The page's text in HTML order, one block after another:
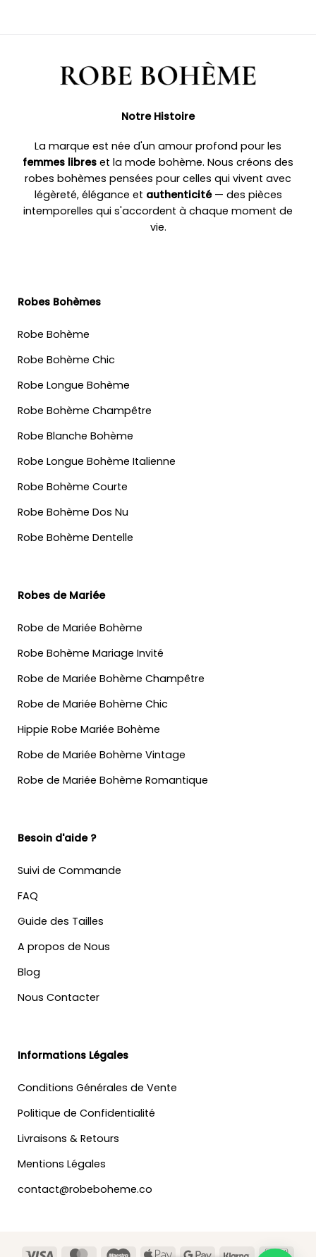
Notre Histoire
La marque est née d'un amour profond pour les
femmes libres et la mode bohème. Nous créons des
robes bohèmes pensées pour celles qui vivent avec
légèreté, élégance et authenticité— des pièces
intemporelles qui s'accordent à chaque moment de
vie.
Robes Bohèmes
Robe Bohème
Robe Bohème Chic
Robe Longue Bohème
Robe Bohème Champêtre
Robe Blanche Bohème
Robe Longue Bohème Italienne
Robe Bohème Courte
Robe Bohème Dos Nu
Robe Bohème Dentelle
Robes de Mariée
Robe de Mariée Bohème
Robe Bohème Mariage Invité
Robe de Mariée Bohème Champêtre
Robe de Mariée Bohème Chic
Hippie Robe Mariée Bohème
Robe de Mariée Bohème Vintage
Robe de Mariée Bohème Romantique
Besoin d'aide ?
Suivi de Commande
FAQ
Guide des Tailles
A propos de Nous
Blog
Nous Contacter
Informations Légales
Conditions Générales de Vente
Politique de Confidentialité
Livraisons & Retours
Mentions Légales
contact@robeboheme.co